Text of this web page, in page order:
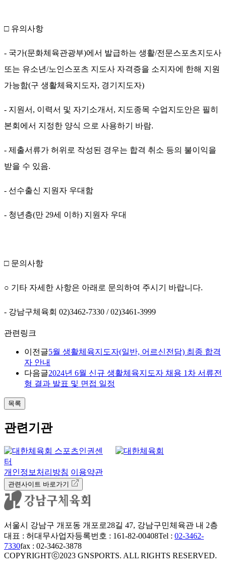
□ 유의사항
- 국가(문화체육관광부)에서 발급하는 생활/전문스포츠지도사
또는 유소년/노인스포츠 지도사 자격증을 소지자에 한해 지원
가능함(구 생활체육지도자, 경기지도자)
- 지원서 , 이력서 및 자기소개서 , 지도종목 수업지도안은 필히
본회에서 지정한 양식 으로 사용하기 바람.
- 제출서류가 허위로 작성된 경우는 합격 취소 등의 불이익을
받을 수 있음.
- 선수출신 지원자 우대함
- 청년층(만 29세 이하) 지원자 우대
□ 문의사항
○ 기타 자세한 사항은 아래로 문의하여 주시기 바랍니다.
- 강남구체육회 02)3462-7330 / 02)3461-3999
관련링크
이전글5월 생활체육지도자(일반, 어르신전담) 최종 합격
자 안내
다음글2024년 6월 신규 생활체육지도자 채용 1차 서류전
형 결과 발표 및 면접 일정
목록
관련기관
개인정보처리방침 이용약관
관련사이트 바로가기
서울시 강남구 개포동 개포로28길 47, 강남구민체육관 내 2층
대표 : 허대무사업자등록번호 : 161-82-00408Tel : 02-3462-
7330fax : 02-3462-3878
COPYRIGHTⓒ2023 GNSPORTS. ALL RIGHTS RESERVED.